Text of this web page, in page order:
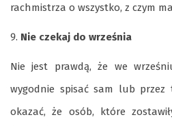
rachmistrza o wszystko, z czym
Nie czekaj do września
Nie jest prawdą, że we
wygodnie spisać sam lub przez
okazać, że osób, które